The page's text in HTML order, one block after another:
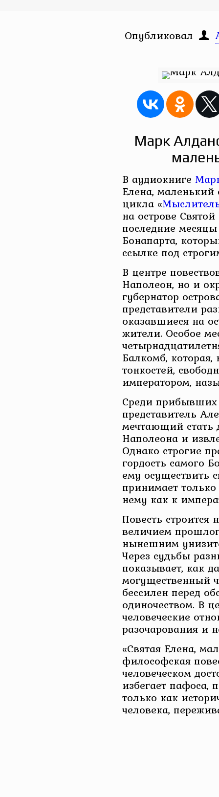
Опубликовал
Марк
В аудиокниге
Елена, маленький
цикла «
на острове
последние
Бонапарта,
ссылке под
В центре
Наполеон, но и
губернатор
представители
оказавшиеся на
жители. Особое
Балкомб, которая,
тонкостей,
императором,
Среди прибывших
представитель
мечтающий
Наполеона и
Однако строгие
гордость самого
ему осуществить
принимает
нему как к
Повесть строится
величием
нынешним
Через судьбы
показывает, как
могущественный
бессилен перед
одиночеством. В
человеческие
разочарования и
«Святая Елена,
философская
человеческом
избегает пафоса,
только как
человека,